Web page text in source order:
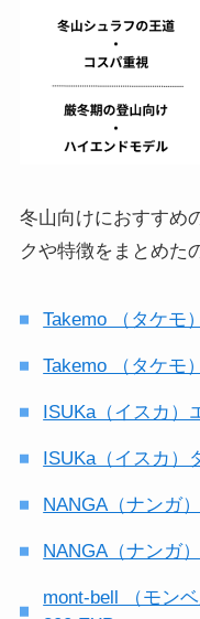
冬山向けにおすすめ
クや特徴をまとめた
Takemo （タケモ
Takemo （タケモ
ISUKa（イスカ）
ISUKa（イスカ）
NANGA（ナンガ
NANGA（ナンガ
mont-bell （モン